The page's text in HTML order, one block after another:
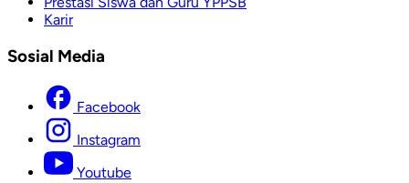
Karir
Sosial Media
Facebook
Instagram
Youtube